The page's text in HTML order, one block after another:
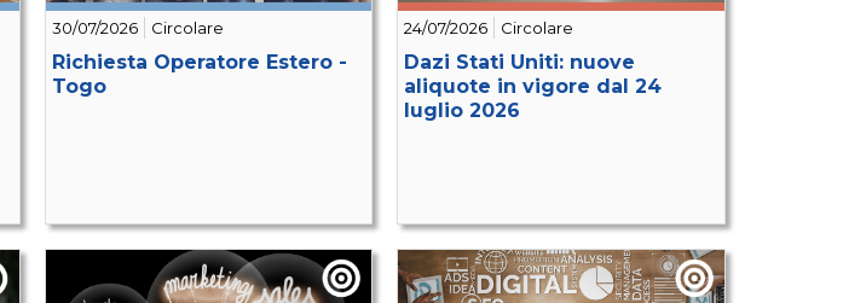
30/07/2026 Circolare
Richiesta Operatore Estero -
Togo
24/07/2026 Circolare
Dazi Stati Uniti: nuove
aliquote in vigore dal 24
luglio 2026